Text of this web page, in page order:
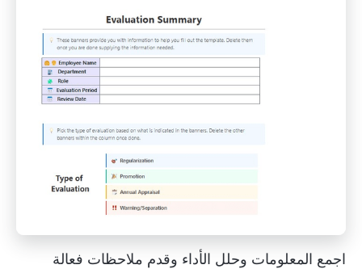
اجمع المعلومات وحلل الأداء وقدم ملاحظات فعالة